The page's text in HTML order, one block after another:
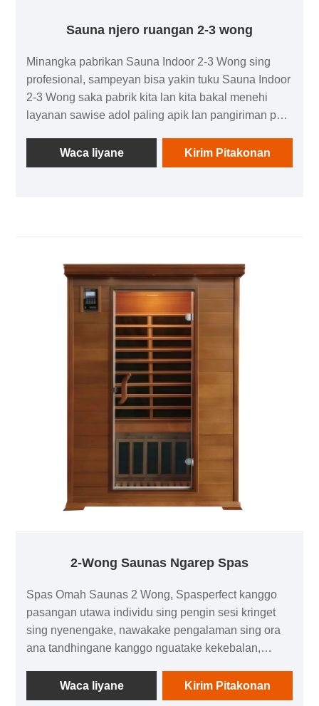
Sauna njero ruangan 2-3 wong
Minangka pabrikan Sauna Indoor 2-3 Wong sing
profesional, sampeyan bisa yakin tuku Sauna Indoor
2-3 Wong saka pabrik kita lan kita bakal menehi
layanan sawise adol paling apik lan pangiriman pas
Waca liyane
Kirim Pitakonan
2-Wong Saunas Ngarep Spas
Spas Omah Saunas 2 Wong, Spasperfect kanggo
pasangan utawa individu sing pengin sesi kringet
sing nyenengake, nawakake pengalaman sing ora
ana tandhingane kanggo nguatake kekebalan,
sibuk. Tumindak liwat gelombang cahya infra merah
sing nembus kulit kanggo panas awak saka njero,
Waca liyane Kirim Pitakonan